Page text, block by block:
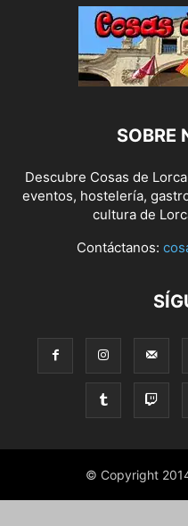
SOBRE
Descubre Cosas de
eventos, hostelería,
cultura de
Contáctanos:
© Copyright